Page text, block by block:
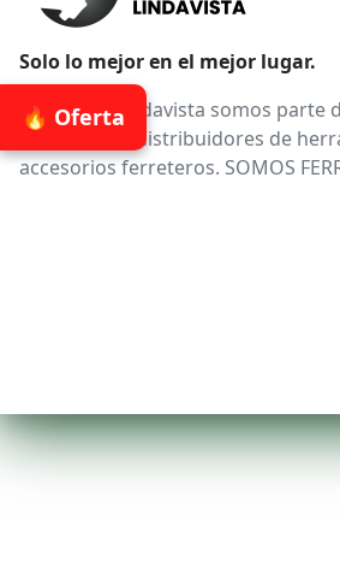
🔥 Oferta
Solo lo mejor en el mejor lugar.
Ferreteria Lindavista somos parte
confiable de distribuidores de
accesorios ferreteros. SOMOS